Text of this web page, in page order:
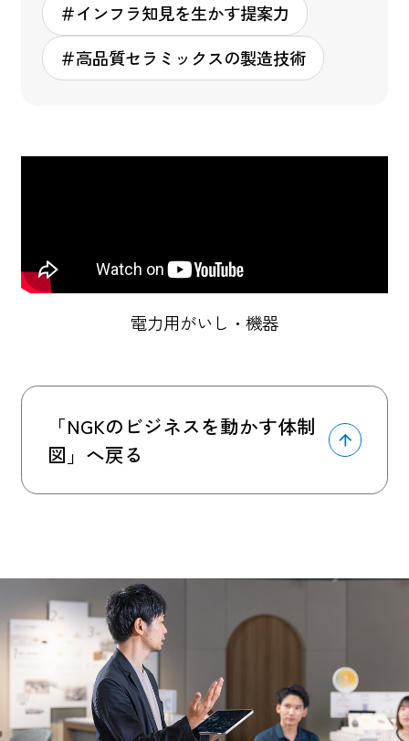
＃インフラ知見を生かす提案力
＃高品質セラミックスの製造技術
電力用がいし・機器
「NGKのビジネスを動かす体制
図」へ戻る